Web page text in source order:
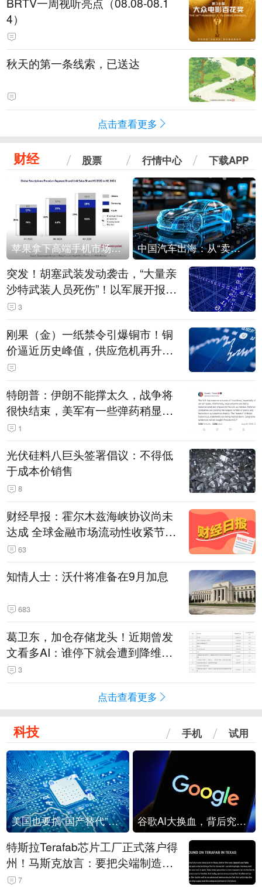
4）
秋天的第一条线索，已送达
点击查看更多
财经 股票 行情中心 下载APP
苹果拿下高端手机市场65%的份额：iPhone 17系列功不可没 中国汽车出海：从“卖出去”到“走进去”
突发！胡塞武装发动袭击，“大量亲
沙特武装人员死伤”！以军展开报复
性空袭
3
刚果（金）一纸禁令引爆铜市！铜
价逼近历史峰值，供应危机再升
级？
特朗普：伊朗不能撑太久，战争将
很快结束，美军有一些弹药稍显紧
张！伊朗公布拟议的海峡管理文本
1
光伏硅料八巨头签署倡议：不得低
于成本价销售
8
财经早报：霍尔木兹海峡协议尚未
达成 全球金融市场流动性收紧节奏
暂缓
63
知情人士：沃什将准备在9月加息
683
葛卫东，加仓存储龙头！近期曾发
文看多AI：谁停下就会遭到降维打
击 3
点击查看更多
科技 手机 试用
美国也要搞“国产替代”？先算清三笔账 谷歌AI大换血，背后究竟发生了什么？
特斯拉Terafab芯片工厂正式落户得
州！马斯克放言：要把尖端制造带
回美国
7